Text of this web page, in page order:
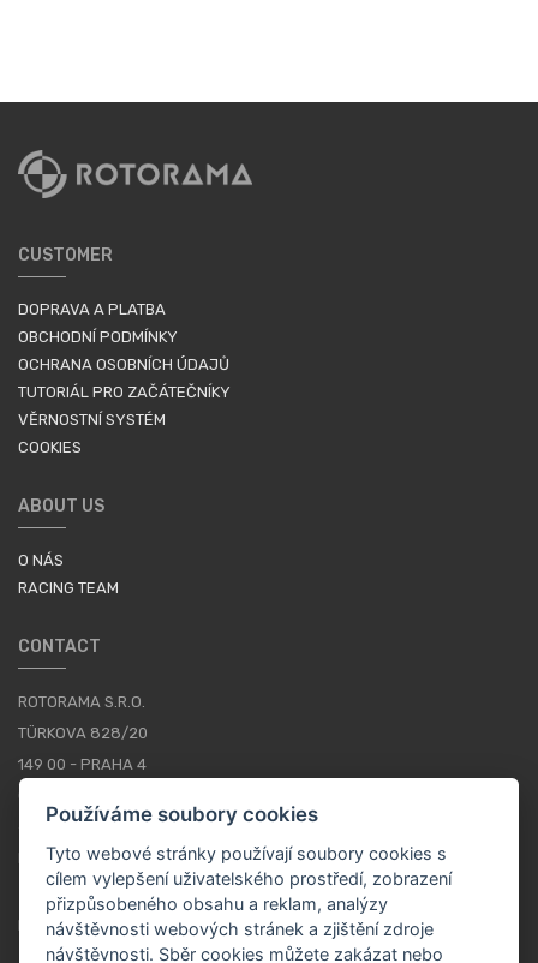
CUSTOMER
DOPRAVA A PLATBA
OBCHODNÍ PODMÍNKY
OCHRANA OSOBNÍCH ÚDAJŮ
TUTORIÁL PRO ZAČÁTEČNÍKY
VĚRNOSTNÍ SYSTÉM
COOKIES
ABOUT US
O NÁS
RACING TEAM
CONTACT
ROTORAMA S.R.O.
TÜRKOVA 828/20
149 00 - PRAHA 4
+420 252 252 098
PROVOZNÍ DOBA: PONDĚLÍ - PÁTEK, 10-16
KONTAKTY
Používáme soubory cookies
Tyto webové stránky používají soubory cookies s
cílem vylepšení uživatelského prostředí, zobrazení
přizpůsobeného obsahu a reklam, analýzy
návštěvnosti webových stránek a zjištění zdroje
návštěvnosti. Sběr cookies můžete zakázat nebo